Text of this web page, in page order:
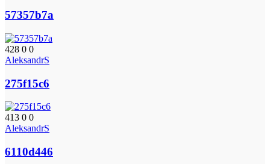
57357b7a
428 0 0
AleksandrS
275f15c6
413 0 0
AleksandrS
6110d446